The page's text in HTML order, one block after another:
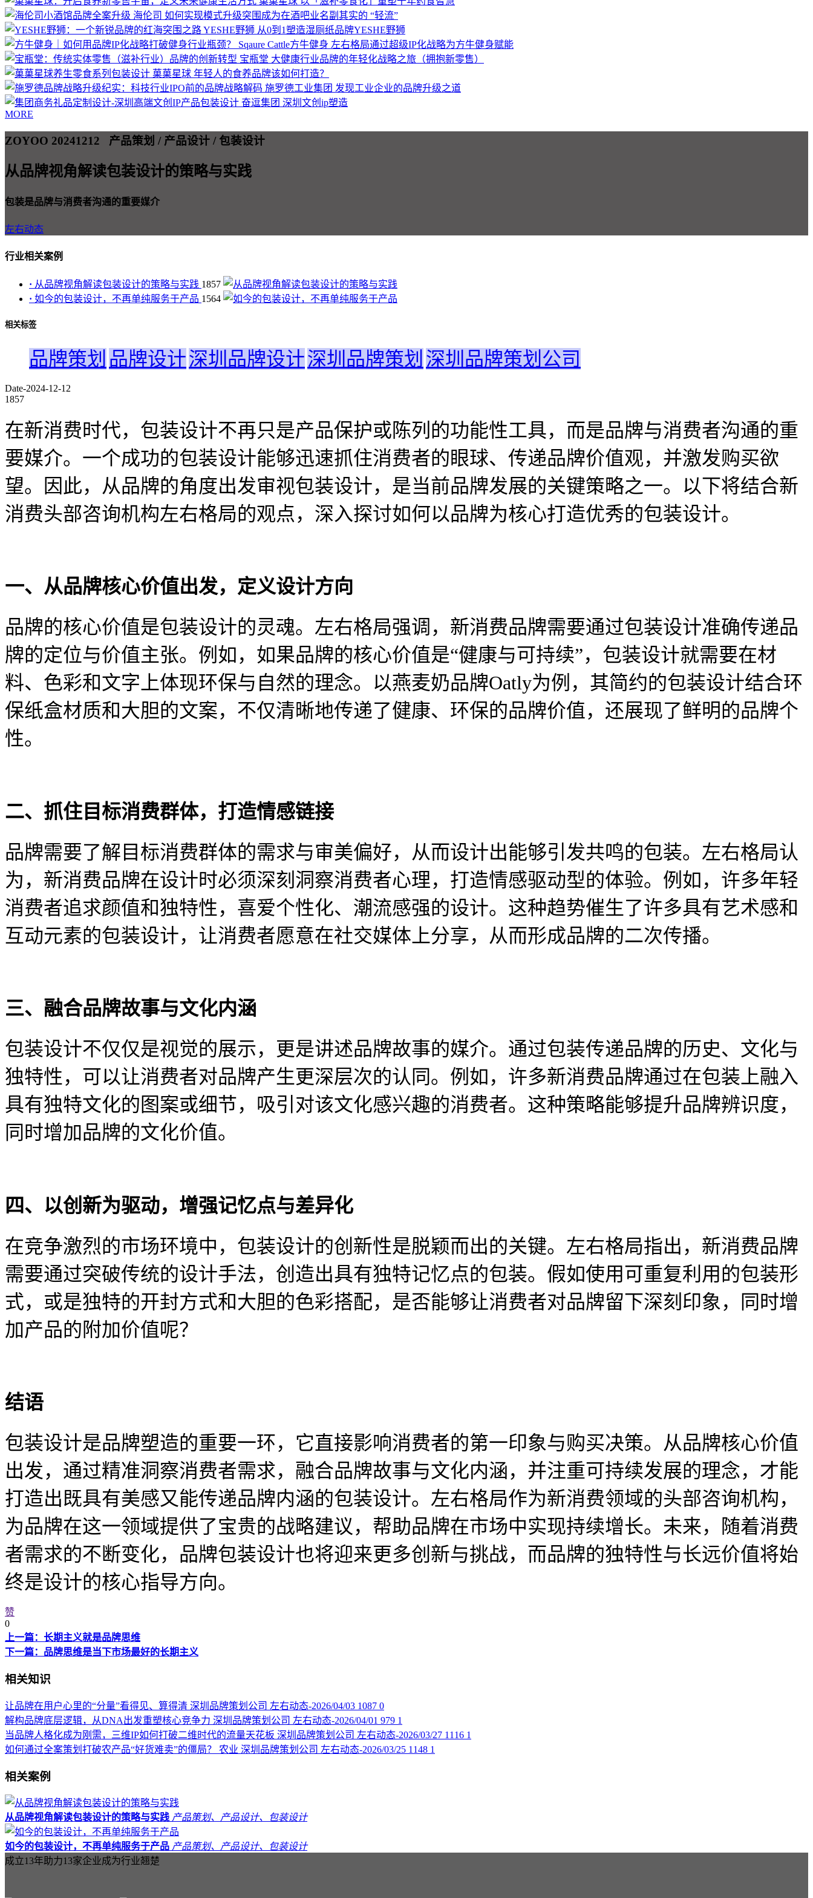
海伦司 如何实现模式升级突围成为在酒吧业名副其实的 “轻流”
YESHE野狮 从0到1塑造湿厕纸品牌YESHE野狮
Sqaure Cattle方牛健身 左右格局通过超级IP化战略为方牛健身赋能
宝瓶堂 大健康行业品牌的年轻化战略之旅（拥抱新零售）
菓菓星球 年轻人的食养品牌该如何打造？
施罗德工业集团 发现工业企业的品牌升级之道
奋逗集团 深圳文创ip塑造
MORE
ZOYOO 20241212 产品策划 / 产品设计 / 包装设计
从品牌视角解读包装设计的策略与实践
包装是品牌与消费者沟通的重要媒介
左右动态
行业相关案例
· 从品牌视角解读包装设计的策略与实践 1857
· 如今的包装设计，不再单纯服务于产品 1564
相关标签
品牌策划 品牌设计深圳品牌设计深圳品牌策划 深圳品牌策划公司
Date-2024-12-12
1857
在新消费时代，包装设计不再只是产品保护或陈列的功能性工具，而是品牌与消费者沟通的重
要媒介。一个成功的包装设计能够迅速抓住消费者的眼球、传递品牌价值观，并激发购买欲
望。因此，从品牌的角度出发审视包装设计，是当前品牌发展的关键策略之一。以下将结合新
消费头部咨询机构左右格局的观点，深入探讨如何以品牌为核心打造优秀的包装设计。
一、从品牌核心价值出发，定义设计方向
品牌的核心价值是包装设计的灵魂。左右格局强调，新消费品牌需要通过包装设计准确传递品
牌的定位与价值主张。例如，如果品牌的核心价值是“健康与可持续”，包装设计就需要在材
料、色彩和文字上体现环保与自然的理念。以燕麦奶品牌Oatly为例，其简约的包装设计结合环
保纸盒材质和大胆的文案，不仅清晰地传递了健康、环保的品牌价值，还展现了鲜明的品牌个
性。
二、抓住目标消费群体，打造情感链接
品牌需要了解目标消费群体的需求与审美偏好，从而设计出能够引发共鸣的包装。左右格局认
为，新消费品牌在设计时必须深刻洞察消费者心理，打造情感驱动型的体验。例如，许多年轻
消费者追求颜值和独特性，喜爱个性化、潮流感强的设计。这种趋势催生了许多具有艺术感和
互动元素的包装设计，让消费者愿意在社交媒体上分享，从而形成品牌的二次传播。
三、融合品牌故事与文化内涵
包装设计不仅仅是视觉的展示，更是讲述品牌故事的媒介。通过包装传递品牌的历史、文化与
独特性，可以让消费者对品牌产生更深层次的认同。例如，许多新消费品牌通过在包装上融入
具有独特文化的图案或细节，吸引对该文化感兴趣的消费者。这种策略能够提升品牌辨识度，
同时增加品牌的文化价值。
四、以创新为驱动，增强记忆点与差异化
在竞争激烈的市场环境中，包装设计的创新性是脱颖而出的关键。左右格局指出，新消费品牌
需要通过突破传统的设计手法，创造出具有独特记忆点的包装。 假如使用可重复利用的包装形
式， 或是独特的开封方式和大胆的色彩搭配， 是否能够让消费者对品牌留下深刻印象，同时增
加产品的附加价值呢？
结语
包装设计是品牌塑造的重要一环，它直接影响消费者的第一印象与购买决策。从品牌核心价值
出发，通过精准洞察消费者需求，融合品牌故事与文化内涵，并注重可持续发展的理念，才能
打造出既具有美感又能传递品牌内涵的包装设计。左右格局作为新消费领域的头部咨询机构，
为品牌在这一领域提供了宝贵的战略建议，帮助品牌在市场中实现持续增长。未来，随着消费
者需求的不断变化，品牌包装设计也将迎来更多创新与挑战，而品牌的独特性与长远价值将始
终是设计的核心指导方向。
赞
0
上一篇：长期主义就是品牌思维
下一篇：品牌思维是当下市场最好的长期主义
相关知识
让品牌在用户心里的“分量”看得见、算得清 深圳品牌策划公司 左右动态-2026/04/03 1087 0
解构品牌底层逻辑，从DNA出发重塑核心竞争力 深圳品牌策划公司 左右动态-2026/04/01 979 1
当品牌人格化成为刚需，三维IP如何打破二维时代的流量天花板 深圳品牌策划公司 左右动态-2026/03/27 1116 1
如何通过全案策划打破农产品“好货难卖”的僵局？
农业 深圳品牌策划公司 左右动态-2026/03/25 1148 1
相关案例
从品牌视角解读包装设计的策略与实践 产品策划、产品设计、包装设计
如今的包装设计，不再单纯服务于产品 产品策划、产品设计、包装设计
成立13年助力13家企业成为行业翘楚